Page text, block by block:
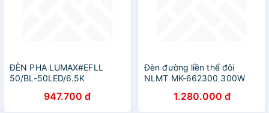
ĐÈN PHA LUMAX#EFLL
50/BL-50LED/6.5K
947.700 đ
Đèn đường liền thể đôi
NLMT MK-662300 300W
1.280.000 đ